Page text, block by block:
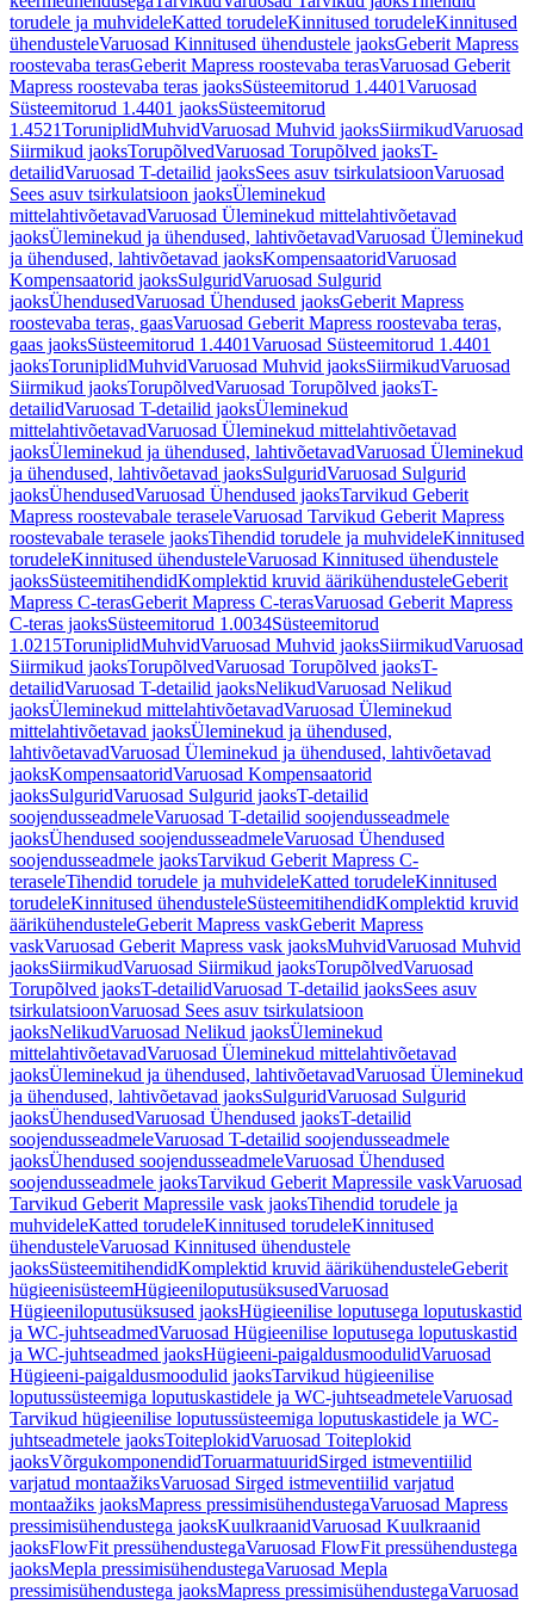
torudele ja muhvideleKatted torudeleKinnitused torudeleKinnitused
ühendusteleVaruosad Kinnitused ühendustele jaoksGeberit Mapress
roostevaba terasGeberit Mapress roostevaba terasVaruosad Geberit
Mapress roostevaba teras jaoksSüsteemitorud 1.4401Varuosad
Süsteemitorud 1.4401 jaoksSüsteemitorud
1.4521ToruniplidMuhvidVaruosad Muhvid jaoksSiirmikudVaruosad
Siirmikud jaoksTorupõlvedVaruosad Torupõlved jaoksT-
detailidVaruosad T-detailid jaoksSees asuv tsirkulatsioonVaruosad
Sees asuv tsirkulatsioon jaoksÜleminekud
mittelahtivõetavadVaruosad Üleminekud mittelahtivõetavad
jaoksÜleminekud ja ühendused, lahtivõetavadVaruosad Üleminekud
ja ühendused, lahtivõetavad jaoksKompensaatoridVaruosad
Kompensaatorid jaoksSulguridVaruosad Sulgurid
jaoksÜhendusedVaruosad Ühendused jaoksGeberit Mapress
roostevaba teras, gaasVaruosad Geberit Mapress roostevaba teras,
gaas jaoksSüsteemitorud 1.4401Varuosad Süsteemitorud 1.4401
jaoksToruniplidMuhvidVaruosad Muhvid jaoksSiirmikudVaruosad
Siirmikud jaoksTorupõlvedVaruosad Torupõlved jaoksT-
detailidVaruosad T-detailid jaoksÜleminekud
mittelahtivõetavadVaruosad Üleminekud mittelahtivõetavad
jaoksÜleminekud ja ühendused, lahtivõetavadVaruosad Üleminekud
ja ühendused, lahtivõetavad jaoksSulguridVaruosad Sulgurid
jaoksÜhendusedVaruosad Ühendused jaoksTarvikud Geberit
Mapress roostevabale teraseleVaruosad Tarvikud Geberit Mapress
roostevabale terasele jaoksTihendid torudele ja muhvideleKinnitused
torudeleKinnitused ühendusteleVaruosad Kinnitused ühendustele
jaoksSüsteemitihendidKomplektid kruvid äärikühendusteleGeberit
Mapress C-terasGeberit Mapress C-terasVaruosad Geberit Mapress
C-teras jaoksSüsteemitorud 1.0034Süsteemitorud
1.0215ToruniplidMuhvidVaruosad Muhvid jaoksSiirmikudVaruosad
Siirmikud jaoksTorupõlvedVaruosad Torupõlved jaoksT-
detailidVaruosad T-detailid jaoksNelikudVaruosad Nelikud
jaoksÜleminekud mittelahtivõetavadVaruosad Üleminekud
mittelahtivõetavad jaoksÜleminekud ja ühendused,
lahtivõetavadVaruosad Üleminekud ja ühendused, lahtivõetavad
jaoksKompensaatoridVaruosad Kompensaatorid
jaoksSulguridVaruosad Sulgurid jaoksT-detailid
soojendusseadmeleVaruosad T-detailid soojendusseadmele
jaoksÜhendused soojendusseadmeleVaruosad Ühendused
soojendusseadmele jaoksTarvikud Geberit Mapress C-
teraseleTihendid torudele ja muhvideleKatted torudeleKinnitused
torudeleKinnitused ühendusteleSüsteemitihendidKomplektid kruvid
äärikühendusteleGeberit Mapress vaskGeberit Mapress
vaskVaruosad Geberit Mapress vask jaoksMuhvidVaruosad Muhvid
jaoksSiirmikudVaruosad Siirmikud jaoksTorupõlvedVaruosad
Torupõlved jaoksT-detailidVaruosad T-detailid jaoksSees asuv
tsirkulatsioonVaruosad Sees asuv tsirkulatsioon
jaoksNelikudVaruosad Nelikud jaoksÜleminekud
mittelahtivõetavadVaruosad Üleminekud mittelahtivõetavad
jaoksÜleminekud ja ühendused, lahtivõetavadVaruosad Üleminekud
ja ühendused, lahtivõetavad jaoksSulguridVaruosad Sulgurid
jaoksÜhendusedVaruosad Ühendused jaoksT-detailid
soojendusseadmeleVaruosad T-detailid soojendusseadmele
jaoksÜhendused soojendusseadmeleVaruosad Ühendused
soojendusseadmele jaoksTarvikud Geberit Mapressile vaskVaruosad
Tarvikud Geberit Mapressile vask jaoksTihendid torudele ja
muhvideleKatted torudeleKinnitused torudeleKinnitused
ühendusteleVaruosad Kinnitused ühendustele
jaoksSüsteemitihendidKomplektid kruvid äärikühendusteleGeberit
hügieenisüsteemHügieeniloputusüksusedVaruosad
Hügieeniloputusüksused jaoksHügieenilise loputusega loputuskastid
ja WC-juhtseadmedVaruosad Hügieenilise loputusega loputuskastid
ja WC-juhtseadmed jaoksHügieeni-paigaldusmoodulidVaruosad
Hügieeni-paigaldusmoodulid jaoksTarvikud hügieenilise
loputussüsteemiga loputuskastidele ja WC-juhtseadmeteleVaruosad
Tarvikud hügieenilise loputussüsteemiga loputuskastidele ja WC-
juhtseadmetele jaoksToiteplokidVaruosad Toiteplokid
jaoksVõrgukomponendidToruarmatuuridSirged istmeventiilid
varjatud montaažiksVaruosad Sirged istmeventiilid varjatud
montaažiks jaoksMapress pressimisühendustegaVaruosad Mapress
pressimisühendustega jaoksKuulkraanidVaruosad Kuulkraanid
jaoksFlowFit pressühendustegaVaruosad FlowFit pressühendustega
jaoksMepla pressimisühendustegaVaruosad Mepla
pressimisühendustega jaoksMapress pressimisühendustegaVaruosad